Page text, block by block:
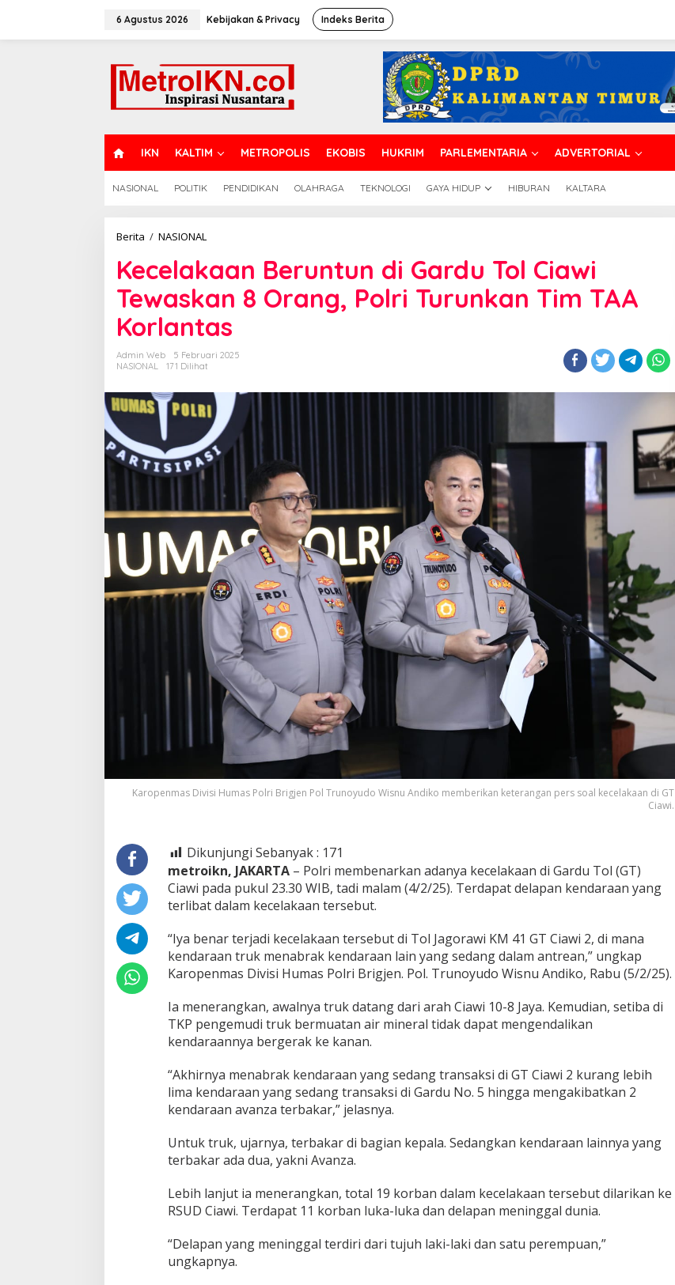
6 Agustus 2026 Kebijakan & Privacy Indeks Berita
O
M
IKN KALTIM METROPOLIS EKOBIS HUKRIM PARLEMENTARIA ADVERTORIAL
NASIONAL POLITIK PENDIDIKAN OLAHRAGA TEKNOLOGI GAYA HIDUP HIBURAN KALTARA
Berita / NASIONAL
di
Gardu
Tol
Ciawi
Tewaskan
8
Orang,
Polri
Tim
TAA
Korlantas
Kecelakaan Beruntun di Gardu Tol Ciawi
Tewaskan 8 Orang, Polri Turunkan Tim TAA
Korlantas
Admin Web
5 Februari 2025
NASIONAL
171 Dilihat
Karopenmas Divisi Humas Polri Brigjen Pol Trunoyudo Wisnu Andiko memberikan keterangan pers soal kecelakaan di GT
Ciawi.
Dikunjungi Sebanyak : 171
metroikn, JAKARTA – Polri membenarkan adanya kecelakaan di Gardu Tol (GT)
Ciawi pada pukul 23.30 WIB, tadi malam (4/2/25). Terdapat delapan kendaraan yang
terlibat dalam kecelakaan tersebut.
“Iya benar terjadi kecelakaan tersebut di Tol Jagorawi KM 41 GT Ciawi 2, di mana
kendaraan truk menabrak kendaraan lain yang sedang dalam antrean,” ungkap
Karopenmas Divisi Humas Polri Brigjen. Pol. Trunoyudo Wisnu Andiko, Rabu (5/2/25).
Ia menerangkan, awalnya truk datang dari arah Ciawi 10-8 Jaya. Kemudian, setiba di
TKP pengemudi truk bermuatan air mineral tidak dapat mengendalikan
kendaraannya bergerak ke kanan.
“Akhirnya menabrak kendaraan yang sedang transaksi di GT Ciawi 2 kurang lebih
lima kendaraan yang sedang transaksi di Gardu No. 5 hingga mengakibatkan 2
kendaraan avanza terbakar,” jelasnya.
Untuk truk, ujarnya, terbakar di bagian kepala. Sedangkan kendaraan lainnya yang
terbakar ada dua, yakni Avanza.
Lebih lanjut ia menerangkan, total 19 korban dalam kecelakaan tersebut dilarikan ke
RSUD Ciawi. Terdapat 11 korban luka-luka dan delapan meninggal dunia.
“Delapan yang meninggal terdiri dari tujuh laki-laki dan satu perempuan,”
ungkapnya.